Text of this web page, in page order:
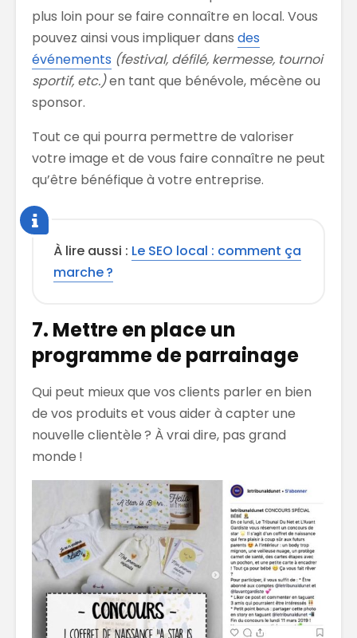
plus loin pour se faire connaître en local. Vous
pouvez ainsi vous impliquer dans des
événements (festival, défilé, kermesse, tournoi
sportif, etc.)en tant que bénévole, mécène ou
sponsor.
Tout ce qui pourra permettre de valoriser
votre image et de vous faire connaître ne peut
qu’être bénéfique à votre entreprise.
À lire aussi : Le SEO local : comment ça
marche ?
7. Mettre en place un
programme de parrainage
Qui peut mieux que vos clients parler en bien
de vos produits et vous aider à capter une
nouvelle clientèle ? À vrai dire, pas grand
monde !